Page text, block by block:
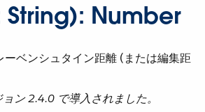
String): Number
ーベンシュタイン距離 (または編集距
ン 2.4.0 で導入されました。